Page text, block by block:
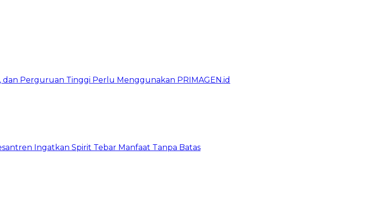
Perguruan Tinggi Perlu Menggunakan PRIMAGEN.id
Ingatkan Spirit Tebar Manfaat Tanpa Batas